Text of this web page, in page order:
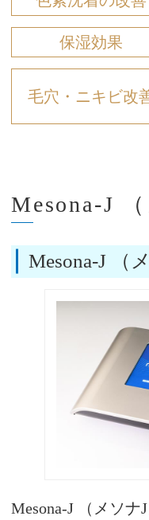
保湿効果
毛穴・ニキビ改
Mesona-J （
Mesona-J （
Mesona-J （メソ